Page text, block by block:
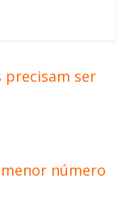
precisam ser
número